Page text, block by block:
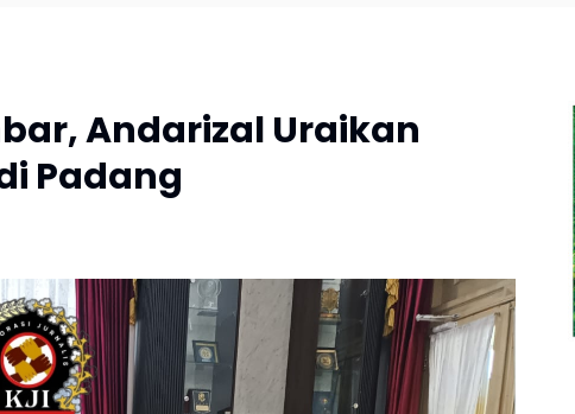
Andarizal Uraikan
Padang